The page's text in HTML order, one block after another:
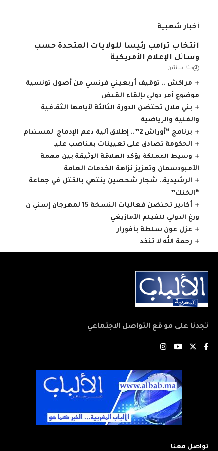
أخبار شعبية
انتخاب ترامب رئيسا للولايات المتحدة حسب
وسائل الإعلام الأمريكية
منذ سنتين
مراكش .. توقيف أربعيني فرنسي من أصول تونسية
موضوع أمر دولي بإلقاء القبض
بني ملال تحتضن الدورة الثالثة لأيامها الثقافية
والفنية والرياضية
برنامج “أوراش 2”.. إطلاق آلية دعم الإدماج المستدام
الحكومة تصادق على تعيينات بمناصب عليا
وسيط المملكة يؤكد العلاقة الوثيقة بين مهمة
الأمبودسمان وتعزيز نزاهة الخدمات العامة
الرشيدية.. شجار شخصين ينتهي بالقتل في جماعة
“الخنك”
أكادير تحتضن فعاليات النسخة 15 لمهرجان إسني ن
ورغ الدولي للفيلم الأمازيغي
عزل عون سلطة بأفورار
رحمة الله لا تنفد
تجدنا على مواقع التواصل الاجتماعي
تواصل معنا